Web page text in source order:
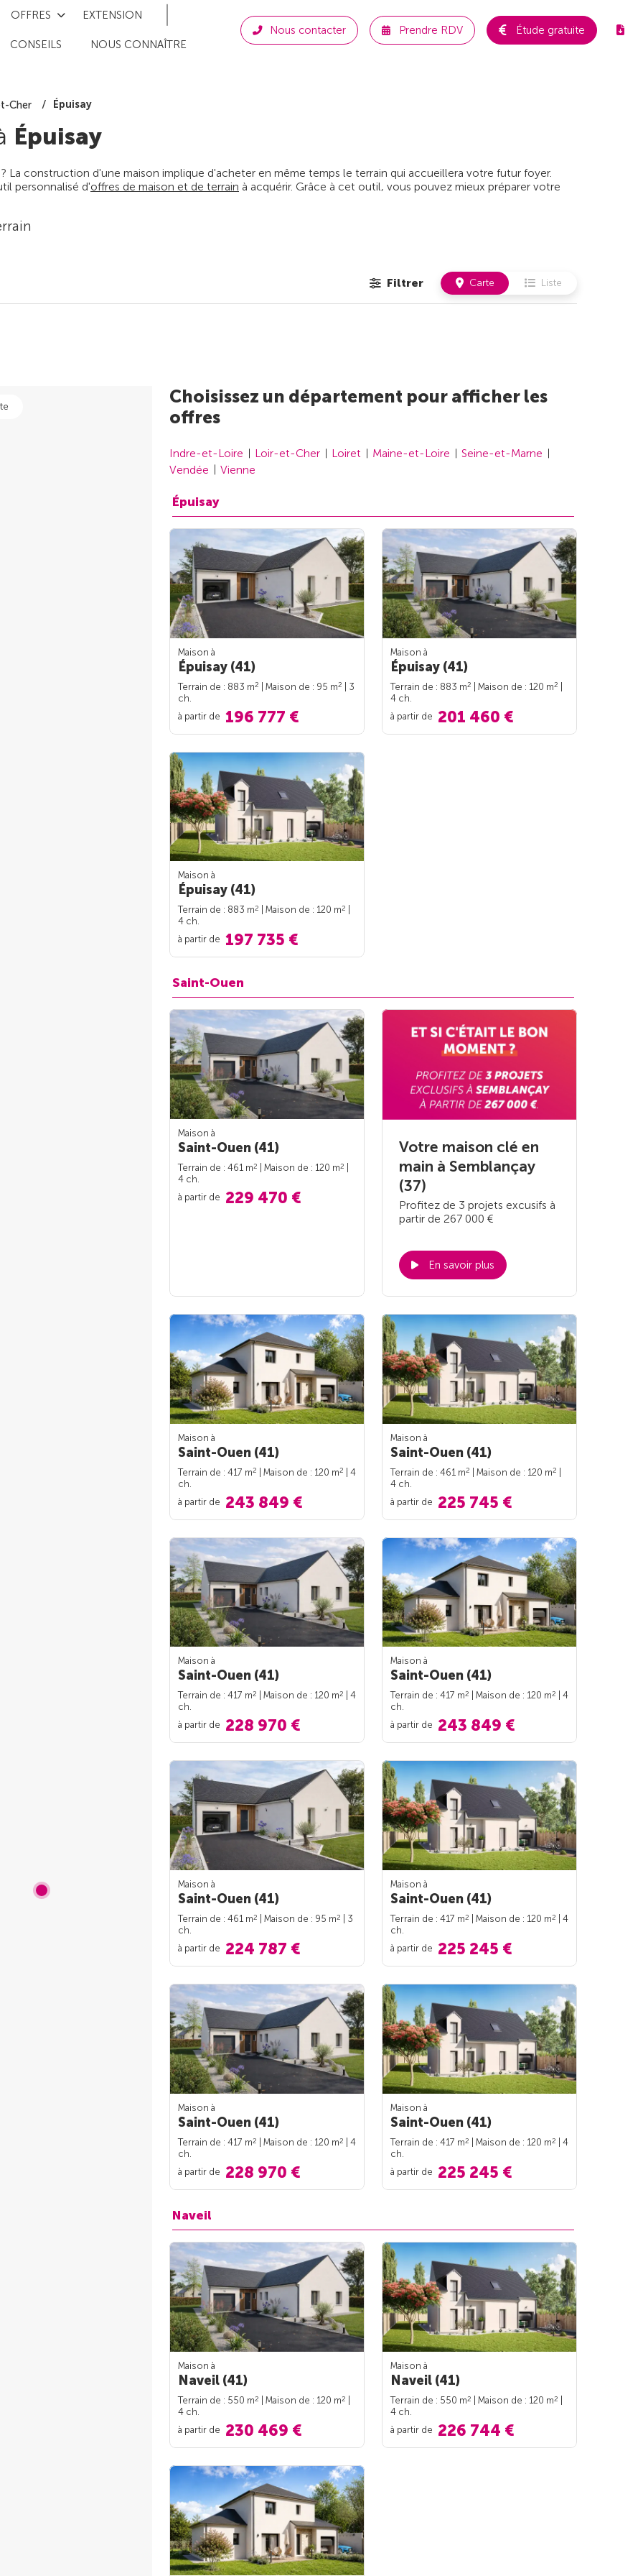
OFFRES EXTENSION
CONSEILS NOUS CONNAÎTRE
Nous contacter Prendre RDV Étude gratuite
Cher Épuisay
Épuisay
La construction d'une maison implique d'acheter en même temps le terrain qui accueillera votre futur foyer.
personnalisé d'offres de maison et de terrain à acquérir. Grâce à cet outil, vous pouvez mieux préparer votre
Filtrer Carte Liste
Choisissez un département pour afficher les
offres
Indre-et-Loire Loir-et-Cher Loiret Maine-et-Loire
Seine-et-Marne
Vendée
Vienne
Épuisay
Maison à
Épuisay (41)
Terrain de : 883 m2 | Maison de : 95 m2
| 3
ch.
à partir de 196 777 €
Maison à
Épuisay (41)
Terrain de : 883 m2 | Maison de : 120 m2
4 ch.
à partir de 201 460 €
Maison à
Épuisay (41)
Terrain de : 883 m2 | Maison de : 120 m2
4 ch.
à partir de 197 735 €
Saint-Ouen
Maison à
Saint-Ouen (41)
Terrain de : 461 m2 | Maison de : 120 m2
4 ch.
à partir de 229 470 €
Votre maison clé en
main à Semblançay
(37)
Profitez de 3 projets excusifs à
partir de 267 000 €
En savoir plus
Maison à
Saint-Ouen (41)
Terrain de : 417 m2 | Maison de : 120 m2
| 4
ch.
à partir de 243 849 €
Maison à
Saint-Ouen (41)
Terrain de : 461 m2 | Maison de : 120 m2
4 ch.
à partir de 225 745 €
Maison à
Saint-Ouen (41)
Terrain de : 417 m2 | Maison de : 120 m2
| 4
ch.
à partir de 228 970 €
Maison à
Saint-Ouen (41)
Terrain de : 417 m2 | Maison de : 120 m2
| 4
ch.
à partir de 243 849 €
Maison à
Saint-Ouen (41)
Terrain de : 461 m2 | Maison de : 95 m2
| 3
ch.
à partir de 224 787 €
Maison à
Saint-Ouen (41)
Terrain de : 417 m2 | Maison de : 120 m2
| 4
ch.
à partir de 225 245 €
Maison à
Saint-Ouen (41)
Terrain de : 417 m2 | Maison de : 120 m2
| 4
ch.
à partir de 228 970 €
Maison à
Saint-Ouen (41)
Terrain de : 417 m2 | Maison de : 120 m2
| 4
ch.
à partir de 225 245 €
Naveil
Maison à
Naveil (41)
Terrain de : 550 m2 | Maison de : 120 m2
4 ch.
à partir de 230 469 €
Maison à
Naveil (41)
Terrain de : 550 m2 | Maison de : 120 m2
4 ch.
à partir de 226 744 €